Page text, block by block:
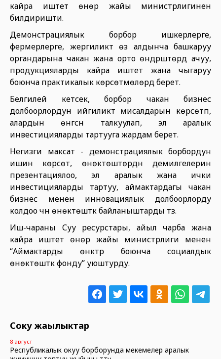
кайра иштетүү өнөр жайы министрлигинен
билдиришти.
Демонстрациялык борбор ишкерлерге,
фермерлерге, жергиликтүү өз алдынча башкаруу
органдарына чакан жана орто өндүрүштөрдү ачуу,
продукцияларды кайра иштетүү жана чыгаруу
боюнча практикалык көрсөтмөлөрдү берет.
Белгилей кетсек, борбор чакан бизнес
долбоорлордун ийгиликтүү мисалдарын көрсөтүп,
алардын өнүгүүсүн талкуулап, эл аралык
инвестицияларды тартууга жардам берет.
Негизги максат - демонстрациялык борбордун
ишин көрсөтүү, өнөктөштөрдүн демилгелерин
презентациялоо, эл аралык жана ички
инвестицияларды тартуу, аймактардагы чакан
бизнес менен инновациялык долбоорлорду
колдоо үчүн өнөктөштүк байланыштарды түзүү.
Иш-чараны Суу ресурстары, айыл чарба жана
кайра иштетүү өнөр жайы министрлиги менен
“Аймактарды өнүктүрүү боюнча социалдык
өнөктөштүк фонду” уюштурду.
Соңку жаңылыктар
8 август
Республикалык окуу борборунда мекемелер аралык